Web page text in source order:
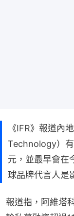
《IFR》報道內
Technology）
元，並最早會在
球品牌代言人是
報道指，阿維塔